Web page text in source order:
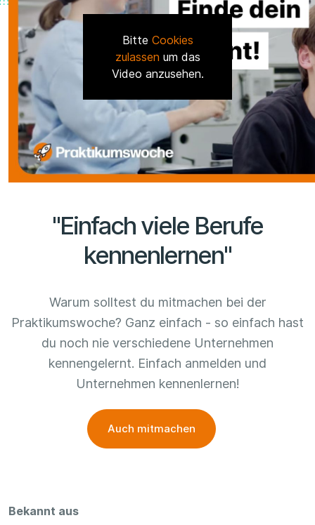
"Einfach viele Berufe
kennenlernen"
Warum solltest du mitmachen bei der
Praktikumswoche? Ganz einfach - so einfach hast
du noch nie verschiedene Unternehmen
kennengelernt. Einfach anmelden und
Unternehmen kennenlernen!
Auch mitmachen
Bitte Cookies
zulassen um das
Video anzusehen.
Bekannt aus